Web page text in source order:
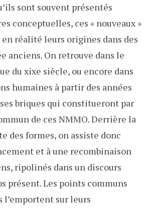
sont souvent présentés
conceptuelles, ces « nouveaux »
réalité leurs origines dans des
anciens. On retrouve dans le
du xixe siècle, ou encore dans
humaines à partir des années
briques qui constitueront par
de ces NMMO. Derrière la
des formes, on assiste donc
et à une recombinaison
ripolinés dans un discours
présent. Les points communs
l’emportent sur leurs